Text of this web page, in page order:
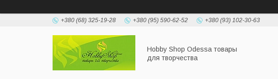
+380 (68) 325-19-28 +380 (95) 590-62-52 +380 (93) 102-30-63
Hobbу Shop Odessa товары
для творчества